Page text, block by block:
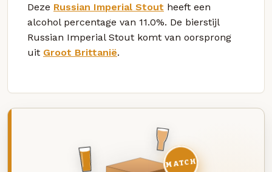
Deze Russian Imperial Stout heeft een
alcohol percentage van 11.0%. De bierstijl
Russian Imperial Stout komt van oorsprong
uit Groot Brittanië.
MATCH